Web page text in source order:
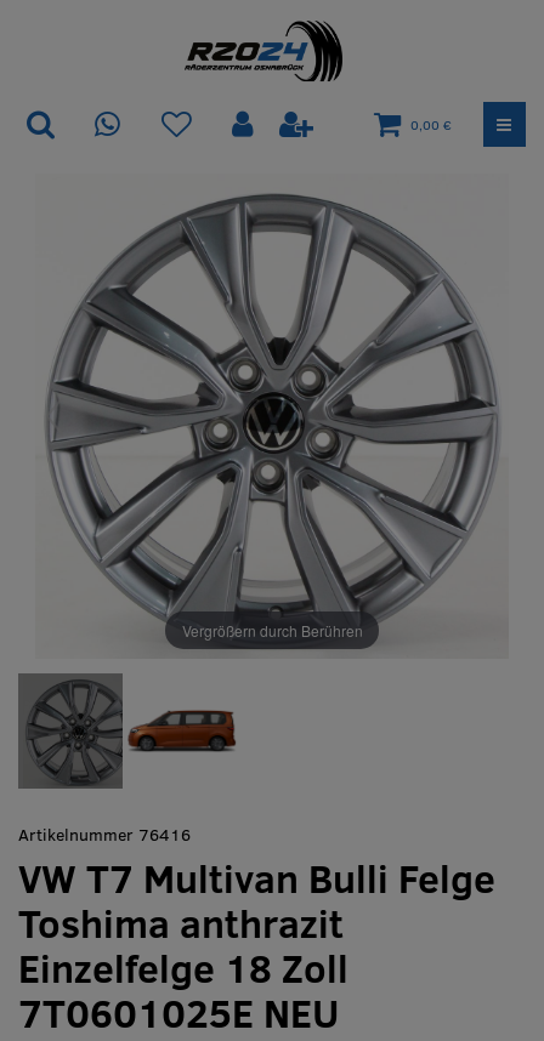
0,00 €
Vergrößern durch Berühren
Artikelnummer 76416
VW T7 Multivan Bulli Felge
Toshima anthrazit
Einzelfelge 18 Zoll
7T0601025E NEU